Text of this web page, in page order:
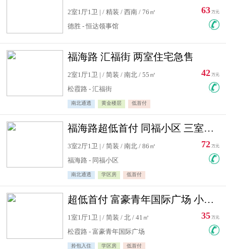
2室1厅1卫 | / 精装 / 西南 / 76㎡
德胜 - 恒达领事馆
63 万元
福海路 汇福街 两室住宅急售
2室1厅1卫 | / 简装 / 南北 / 55㎡
松霞路 - 汇福街
南北通透 黄金楼层 低首付
42 万元
福海路超低首付 同福小区 三室住宅急售
3室2厅1卫 | / 简装 / 南北 / 86㎡
福海路 - 同福小区
南北通透 学区房 低首付
72 万元
超低首付 富豪青年国际广场 小高层住宅急售
1室1厅1卫 | / 简装 / 北 / 41㎡
松霞路 - 富豪青年国际广场
拎包入住 学区房 低首付
35 万元